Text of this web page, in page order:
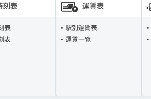
刻表
表
表
運賃表
駅別運賃表
運賃一覧